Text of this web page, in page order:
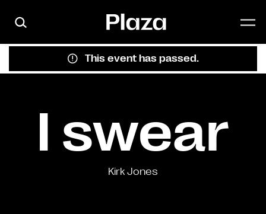
This event has passed.
I swear
Kirk Jones